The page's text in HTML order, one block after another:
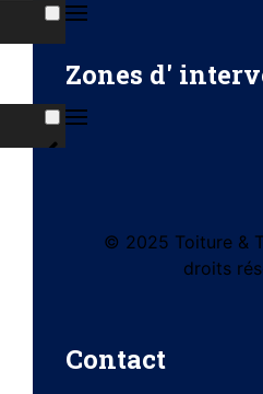
Zones d'
© 2025 Toiture &
droits
Contact